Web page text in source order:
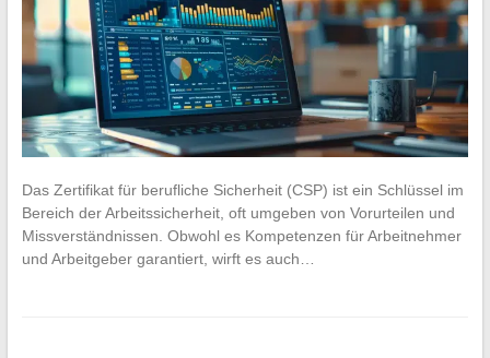
Das Zertifikat für berufliche Sicherheit (CSP) ist ein Schlüssel im
Bereich der Arbeitssicherheit, oft umgeben von Vorurteilen und
Missverständnissen. Obwohl es Kompetenzen für Arbeitnehmer
und Arbeitgeber garantiert, wirft es auch…